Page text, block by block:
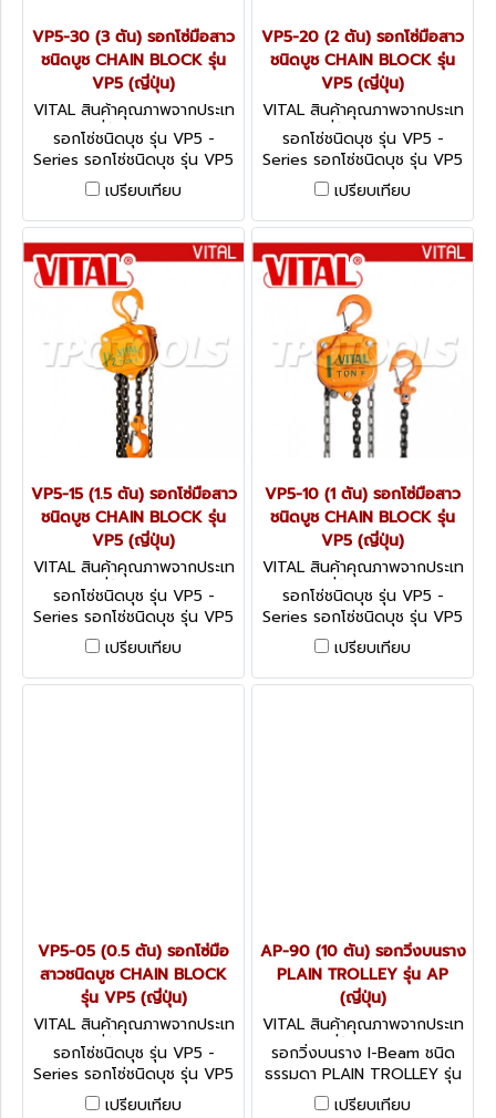
VP5-30 (3 ตัน) รอกโซ่มือสาว
ชนิดบูช CHAIN BLOCK รุ่น
VP5 (ญี่ปุ่น)
VITAL สินค้าคุณภาพจากประเท
ศญี่ปุ่น VP5-30
รอกโซ่ชนิดบุช รุ่น VP5 -
Series รอกโซ่ชนิดบุช รุ่น VP5
(ญี่ปุ่น) VITAL CHAIN BLOCK
เปรียบเทียบ
VP5-20 (2 ตัน) รอกโซ่มือสาว
ชนิดบูช CHAIN BLOCK รุ่น
VP5 (ญี่ปุ่น)
VITAL สินค้าคุณภาพจากประเท
ศญี่ปุ่น VP5-20
รอกโซ่ชนิดบุช รุ่น VP5 -
Series รอกโซ่ชนิดบุช รุ่น VP5
(ญี่ปุ่น) VITAL CHAIN BLOCK
เปรียบเทียบ
VP5-15 (1.5 ตัน) รอกโซ่มือสาว
ชนิดบูช CHAIN BLOCK รุ่น
VP5 (ญี่ปุ่น)
VITAL สินค้าคุณภาพจากประเท
ศญี่ปุ่น VP5-15
รอกโซ่ชนิดบุช รุ่น VP5 -
Series รอกโซ่ชนิดบุช รุ่น VP5
(ญี่ปุ่น) VITAL CHAIN BLOCK
เปรียบเทียบ
VP5-10 (1 ตัน) รอกโซ่มือสาว
ชนิดบูช CHAIN BLOCK รุ่น
VP5 (ญี่ปุ่น)
VITAL สินค้าคุณภาพจากประเท
ศญี่ปุ่น VP5-10
รอกโซ่ชนิดบุช รุ่น VP5 -
Series รอกโซ่ชนิดบุช รุ่น VP5
(ญี่ปุ่น) VITAL CHAIN BLOCK
เปรียบเทียบ
VP5-05 (0.5 ตัน) รอกโซ่มือ
สาวชนิดบูช CHAIN BLOCK
รุ่น VP5 (ญี่ปุ่น)
VITAL สินค้าคุณภาพจากประเท
ศญี่ปุ่น VP5-05
รอกโซ่ชนิดบุช รุ่น VP5 -
Series รอกโซ่ชนิดบุช รุ่น VP5
(ญี่ปุ่น) VITAL CHAIN BLOCK
เปรียบเทียบ
AP-90 (10 ตัน) รอกวิ่งบนราง
PLAIN TROLLEY รุ่น AP
(ญี่ปุ่น)
VITAL สินค้าคุณภาพจากประเท
ศญี่ปุ่น AP-90
รอกวิ่งบนราง I-Beam ชนิด
ธรรมดา PLAIN TROLLEY รุ่น
AP - Series (ญี่ปุ่น)
เปรียบเทียบ